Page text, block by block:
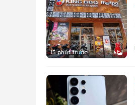
15 phút trước 5